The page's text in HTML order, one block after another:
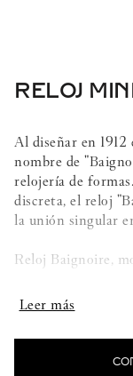
RELOJ
Al diseñar en
nombre de
relojería de
discreta, el reloj
la unión singular
Reloj Baignoire,
Caja de oro rosa
efecto rayos de
azulado en forma